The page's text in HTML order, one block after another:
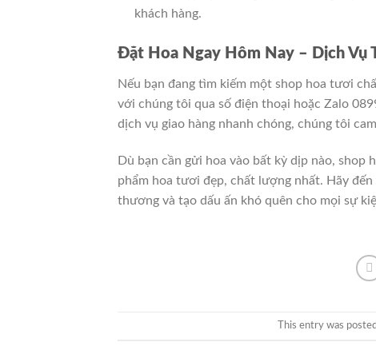
khách hàng.
Đặt Hoa Ngay Hôm Nay – Dịch Vụ
Nếu bạn đang tìm kiếm một shop hoa tươi
với chúng tôi qua số điện thoại hoặc Zalo
dịch vụ giao hàng nhanh chóng, chúng tôi
Dù bạn cần gửi hoa vào bất kỳ dịp nào, shop
phẩm hoa tươi đẹp, chất lượng nhất. Hãy đến
thương và tạo dấu ấn khó quên cho mọi sự
This entry was